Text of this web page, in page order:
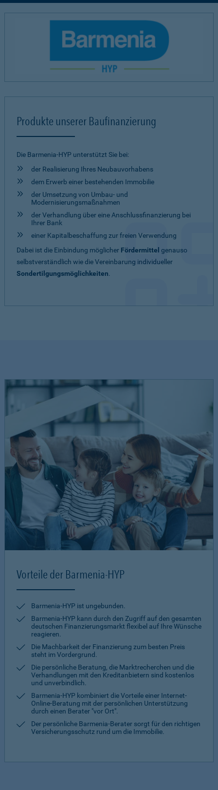
Produkte unserer Baufinanzierung
Die Barmenia-HYP unterstützt Sie bei:
der Realisierung Ihres Neubauvorhabens
dem Erwerb einer bestehenden Immobilie
der Umsetzung von Umbau- und
Modernisierungsmaßnahmen
der Verhandlung über eine Anschlussfinanzierung bei
Ihrer Bank
einer Kapitalbeschaffung zur freien Verwendung
Dabei ist die Einbindung möglicher Fördermittel genauso
selbstverständlich wie die Vereinbarung individueller
Sondertilgungsmöglichkeiten.
Vorteile der Barmenia-HYP
Barmenia-HYP ist ungebunden.
Barmenia-HYP kann durch den Zugriff auf den gesamten
deutschen Finanzierungsmarkt flexibel auf Ihre Wünsche
reagieren.
Die Machbarkeit der Finanzierung zum besten Preis
steht im Vordergrund.
Die persönliche Beratung, die Marktrecherchen und die
Verhandlungen mit den Kreditanbietern sind kostenlos
und unverbindlich.
Barmenia-HYP kombiniert die Vorteile einer Internet-
Online-Beratung mit der persönlichen Unterstützung
durch einen Berater "vor Ort".
Der persönliche Barmenia-Berater sorgt für den richtigen
Versicherungsschutz rund um die Immobilie.